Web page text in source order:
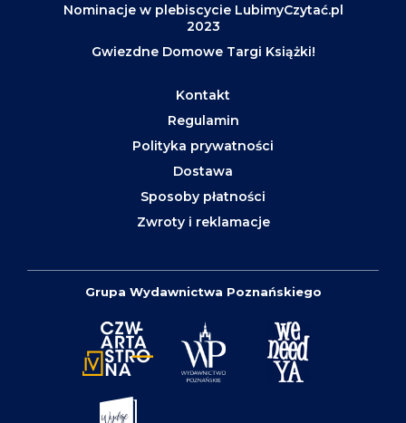
Nominacje w plebiscycie LubimyCzytać.pl
2023
Gwiezdne Domowe Targi Książki!
Kontakt
Regulamin
Polityka prywatności
Dostawa
Sposoby płatności
Zwroty i reklamacje
Grupa Wydawnictwa Poznańskiego